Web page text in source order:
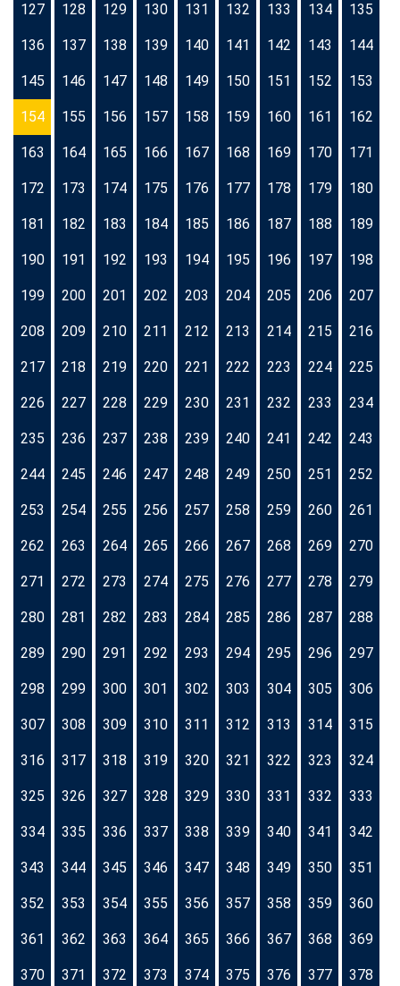
127 128 129 130 131 132 133 134 135
136 137 138 139 140 141 142 143 144
145 146 147 148 149 150 151 152 153
154 155 156 157 158 159 160 161 162
163 164 165 166 167 168 169 170 171
172 173 174 175 176 177 178 179 180
181 182 183 184 185 186 187 188 189
190 191 192 193 194 195 196 197 198
199 200 201 202 203 204 205 206 207
208 209 210 211 212 213 214 215 216
217 218 219 220 221 222 223 224 225
226 227 228 229 230 231 232 233 234
235 236 237 238 239 240 241 242 243
244 245 246 247 248 249 250 251 252
253 254 255 256 257 258 259 260 261
262 263 264 265 266 267 268 269 270
271 272 273 274 275 276 277 278 279
280 281 282 283 284 285 286 287 288
289 290 291 292 293 294 295 296 297
298 299 300 301 302 303 304 305 306
307 308 309 310 311 312 313 314 315
316 317 318 319 320 321 322 323 324
325 326 327 328 329 330 331 332 333
334 335 336 337 338 339 340 341 342
343 344 345 346 347 348 349 350 351
352 353 354 355 356 357 358 359 360
361 362 363 364 365 366 367 368 369
370 371 372 373 374 375 376 377 378